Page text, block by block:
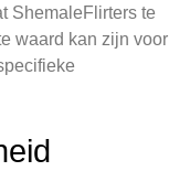
ShemaleFlirters te
waard kan zijn voor